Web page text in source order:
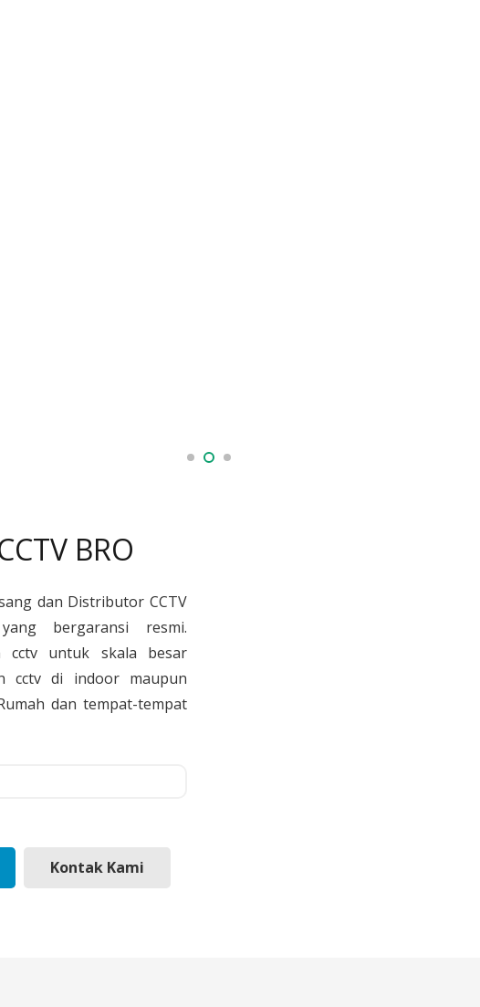
BRO
dan Distributor CCTV
bergaransi resmi.
cctv untuk skala besar
cctv di indoor maupun
dan tempat-tempat
Kontak Kami